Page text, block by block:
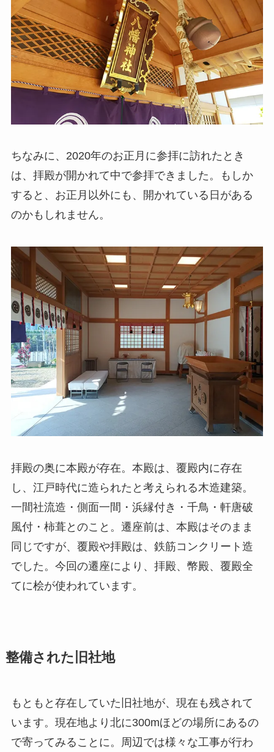
ちなみに、2020年のお正月に参拝に訪れたとき
は、拝殿が開かれて中で参拝できました。もしか
すると、お正月以外にも、開かれている日がある
のかもしれません。
拝殿の奥に本殿が存在。本殿は、覆殿内に存在
し、江戸時代に造られたと考えられる木造建築。
一間社流造・側面一間・浜縁付き・千鳥・軒唐破
風付・柿葺とのこと。遷座前は、本殿はそのまま
同じですが、覆殿や拝殿は、鉄筋コンクリート造
でした。今回の遷座により、拝殿、幣殿、覆殿全
てに桧が使われています。
整備された旧社地
もともと存在していた旧社地が、現在も残されて
います。現在地より北に300mほどの場所にあるの
で寄ってみることに。周辺では様々な工事が行わ